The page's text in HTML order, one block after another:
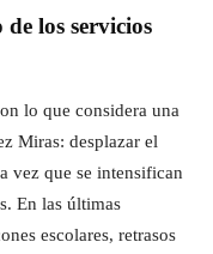
los servicios
lo que considera una
Miras: desplazar el
vez que se intensifican
En las últimas
escolares, retrasos